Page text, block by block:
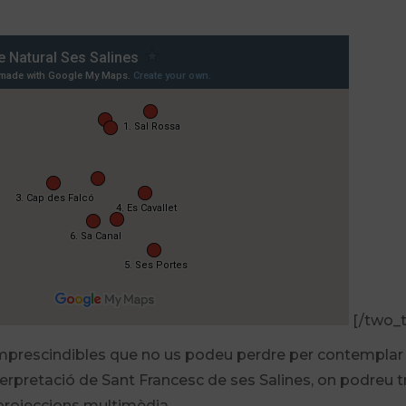
[/
que no us podeu perdre per contemplar
de Sant Francesc de ses Salines, on